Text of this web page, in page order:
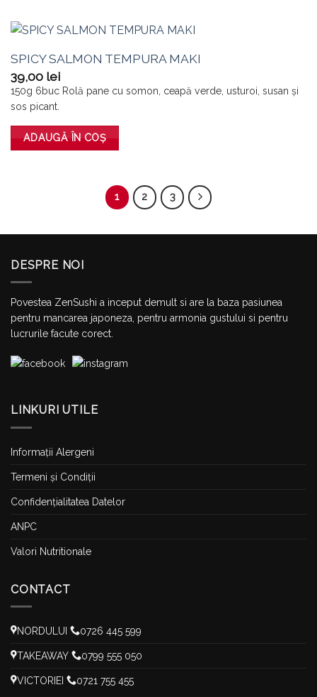
SPICY SALMON TEMPURA MAKI
39,00 lei
150g 6buc Rolă pane cu somon, ceapă verde, usturoi, susan și
sos picant.
ADAUGĂ ÎN COȘ
1 2 3
DESPRE NOI
Povestea ZenSushi a inceput demult si are la baza pasiunea
pentru mancarea japoneza, pentru armonia gustului si pentru
lucrurile facute corect.
LINKURI UTILE
Informații Alergeni
Termeni și Condiții
Confidențialitatea Datelor
ANPC
Valori Nutritionale
CONTACT
NORDULUI 0726 445 599
TAKEAWAY 0799 555 050
VICTORIEI 0721 755 455